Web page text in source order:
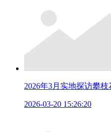
2026年3月实地探访攀
2026-03-20 15:26:20